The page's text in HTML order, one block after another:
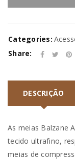
Categories:
Share:
DESCRIÇÃO
As meias Balzane
tecido ultrafino,
meias de